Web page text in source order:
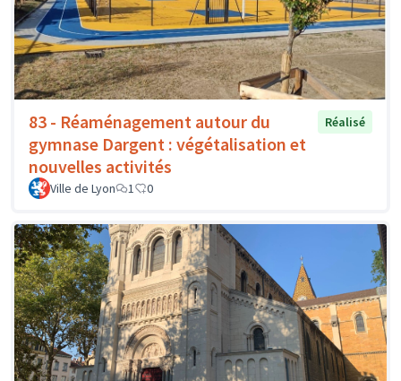
83 - Réaménagement autour du
gymnase Dargent : végétalisation et
nouvelles activités
Réalisé
Ville de Lyon 1 0